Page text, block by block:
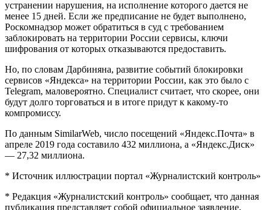
устранении нарушения, на исполнение которого дается не
менее 15 дней. Если же предписание не будет выполнено,
Роскомнадзор может обратиться в суд с требованием
заблокировать на территории России сервисы, ключи
шифрования от которых отказываются предоставить.
Но, по словам Дарбиняна, развитие событий блокировки
сервисов «Яндекса» на территории России, как это было с
Telegram, маловероятно. Специалист считает, что скорее, они
будут долго торговаться и в итоге придут к какому-то
компромиссу.
По данным SimilarWeb, число посещений «Яндекс.Почта» в
апреле 2019 года составило 432 миллиона, а «Яндекс.Диск»
— 27,32 миллиона.
* Источник иллюстрации портал «Журналистский контроль»
* Редакция «Журналистский контроль» сообщает, что данная
публикация представляет собой официальное заявление,